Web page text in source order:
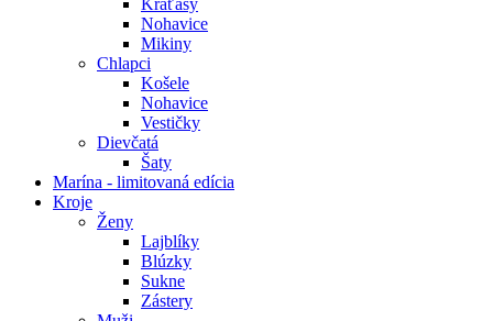
Kraťasy
Nohavice
Mikiny
Chlapci
Košele
Nohavice
Vestičky
Dievčatá
Šaty
Marína - limitovaná edícia
Kroje
Ženy
Lajblíky
Blúzky
Sukne
Zástery